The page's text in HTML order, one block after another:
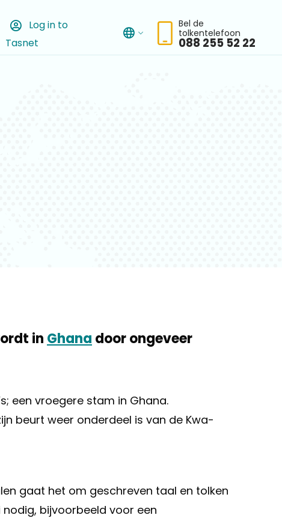
Log in to
Tasnet
Bel de
tolkentelefoon
in Ghana door ongeveer
een vroegere stam in Ghana.
beurt weer onderdeel is van de Kwa-
gaat het om geschreven taal en tolken
bijvoorbeeld voor een